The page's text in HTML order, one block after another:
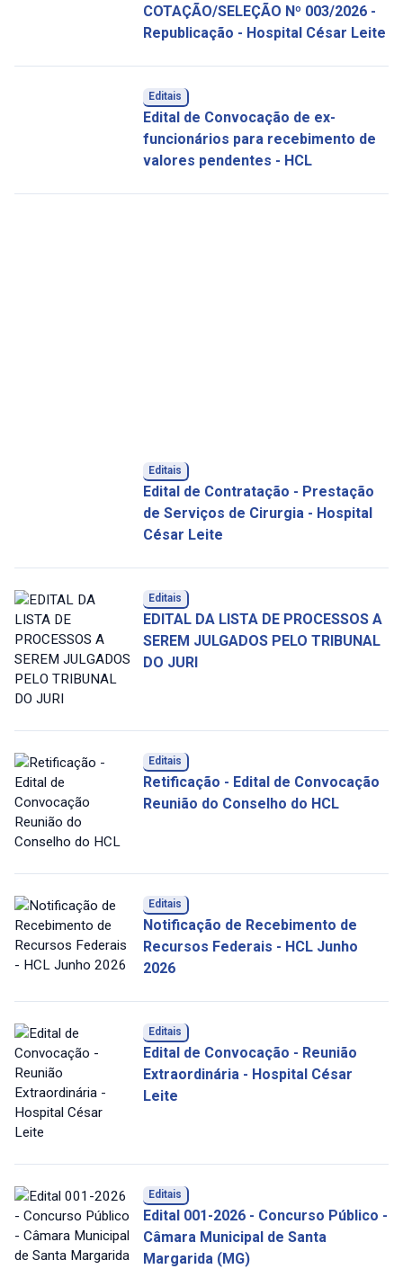
COTAÇÃO/SELEÇÃO Nº 003/2026 -
Republicação - Hospital César Leite
Editais
Edital de Convocação de ex-
funcionários para recebimento de
valores pendentes - HCL
Editais
Edital de Contratação - Prestação
de Serviços de Cirurgia - Hospital
César Leite
Editais
EDITAL DA LISTA DE PROCESSOS A
SEREM JULGADOS PELO TRIBUNAL
DO JURI
Editais
Retificação - Edital de Convocação
Reunião do Conselho do HCL
Editais
Notificação de Recebimento de
Recursos Federais - HCL Junho
2026
Editais
Edital de Convocação - Reunião
Extraordinária - Hospital César
Leite
Editais
Edital 001-2026 - Concurso Público -
Câmara Municipal de Santa
Margarida (MG)